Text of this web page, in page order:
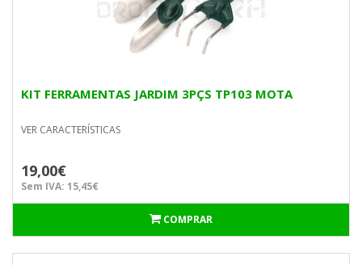
KIT FERRAMENTAS JARDIM 3PÇS TP103 MOTA
VER CARACTERÍSTICAS
19,00€
Sem IVA: 15,45€
COMPRAR